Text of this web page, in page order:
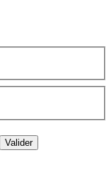
Valider